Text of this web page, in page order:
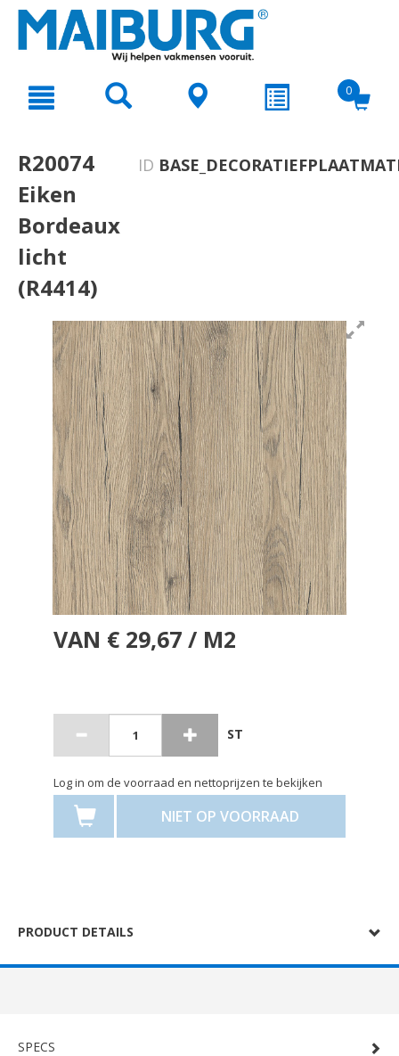
text.skipToNavigation
0
R20074
Eiken
Bordeaux
licht
(R4414)
ID
VAN € 29,67 / M2
ST
Log in om de voorraad en nettoprijzen te bekijken
NIET OP VOORRAAD
PRODUCT DETAILS
SPECS